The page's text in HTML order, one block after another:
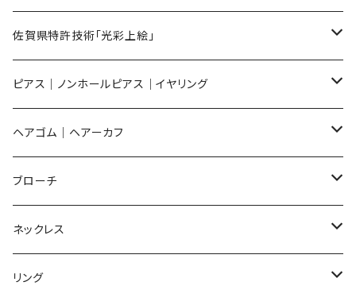
メンズ ギフトセット
佐賀県特許技術「光彩上絵」
ピアス
イヤリング
ノンホールピアス
ヘアゴム
ブローチ
ピアス｜ノンホールピアス｜イヤリング
ピアス
Flower
Dot
ノンホールピアス
Flower
Dot
イヤリング
Flower
ヘアゴム｜ヘアーカフ
Flower
Round
Square
ブローチ
Flower
Animal
ネックレス
Flower
リング